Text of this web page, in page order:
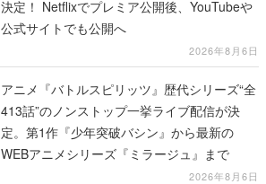
決定！ Netflixでプレミア公開後、YouTubeや
公式サイトでも公開へ
2026年8月6日
アニメ『バトルスピリッツ』歴代シリーズ“全
413話”のノンストップ一挙ライブ配信が決
定。第1作『少年突破バシン』から最新の
WEBアニメシリーズ『ミラージュ』まで
2026年8月6日